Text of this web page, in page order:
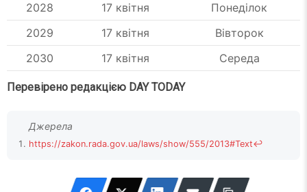
2028
17 квітня
Понеділок
2029
17 квітня
Вівторок
2030
17 квітня Середа
Перевірено редакцією DAY TODAY
https://zakon.rada.gov.ua/laws/show/555/2013#Text↩